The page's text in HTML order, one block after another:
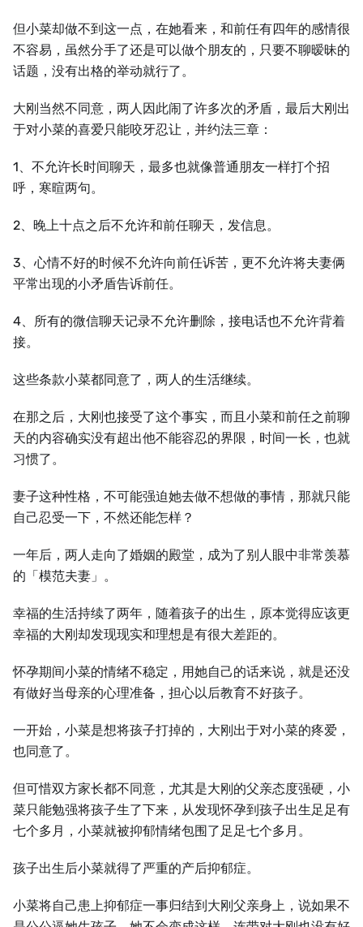
但小菜却做不到这⼀点，在她看来，和前任有四年的感情很
不容易，虽然分手了还是可以做个朋友的，只要不聊暧昧的
话题，没有出格的举动就行了。
⼤刚当然不同意，两⼈因此闹了许多次的矛盾，最后⼤刚出
于对小菜的喜爱只能咬牙忍让，并约法三章：
1、不允许长时间聊天，最多也就像普通朋友⼀样打个招
呼，寒暄两句。
2、晚上十点之后不允许和前任聊天，发信息。
3、心情不好的时候不允许向前任诉苦，更不允许将夫妻俩
平常出现的小矛盾告诉前任。
4、所有的微信聊天记录不允许删除，接电话也不允许背着
接。
这些条款小菜都同意了，两⼈的⽣活继续。
在那之后，⼤刚也接受了这个事实，而且小菜和前任之前聊
天的内容确实没有超出他不能容忍的界限，时间⼀长，也就
习惯了。
妻子这种性格，不可能强迫她去做不想做的事情，那就只能
自己忍受⼀下，不然还能怎样？
⼀年后，两⼈走向了婚姻的殿堂，成为了别⼈眼中非常羡慕
的「模范夫妻」。
幸福的⽣活持续了两年，随着孩子的出⽣，原本觉得应该更
幸福的⼤刚却发现现实和理想是有很⼤差距的。
怀孕期间小菜的情绪不稳定，用她自己的话来说，就是还没
有做好当母亲的心理准备，担心以后教育不好孩子。
⼀开始，小菜是想将孩子打掉的，⼤刚出于对小菜的疼爱，
也同意了。
但可惜双方家长都不同意，尤其是⼤刚的父亲态度强硬，小
菜只能勉强将孩子⽣了下来，从发现怀孕到孩子出⽣足足有
七个多月，小菜就被抑郁情绪包围了足足七个多月。
孩子出⽣后小菜就得了严重的产后抑郁症。
小菜将自己患上抑郁症⼀事归结到⼤刚父亲身上，说如果不